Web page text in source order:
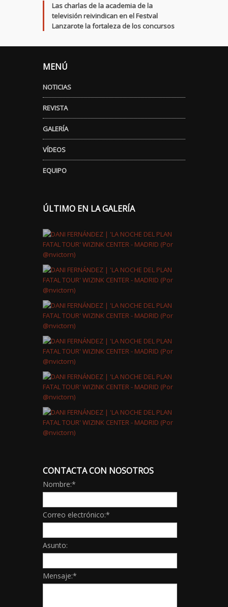
Las charlas de la academia de la
televisión reivindican en el Festval
Lanzarote la fortaleza de los concursos
MENÚ
NOTICIAS
REVISTA
GALERÍA
VÍDEOS
EQUIPO
ÚLTIMO EN LA GALERÍA
CONTACTA CON NOSOTROS
Nombre:*
Correo electrónico:*
Asunto:
Mensaje:*